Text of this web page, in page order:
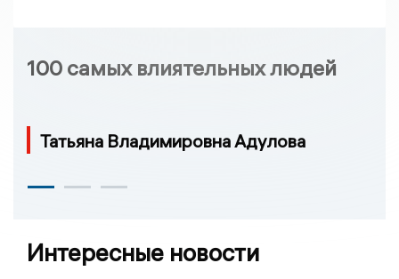
100 самых влиятельных людей
Татьяна Владимировна Адулова
Интересные новости